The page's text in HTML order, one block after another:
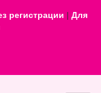
регистрации | Для